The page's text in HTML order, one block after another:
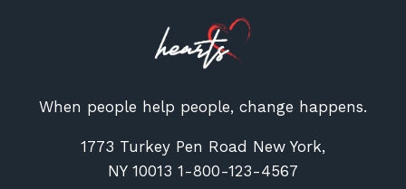
When people help people, change happens.
1773 Turkey Pen Road New York,
NY 10013 1-800-123-4567